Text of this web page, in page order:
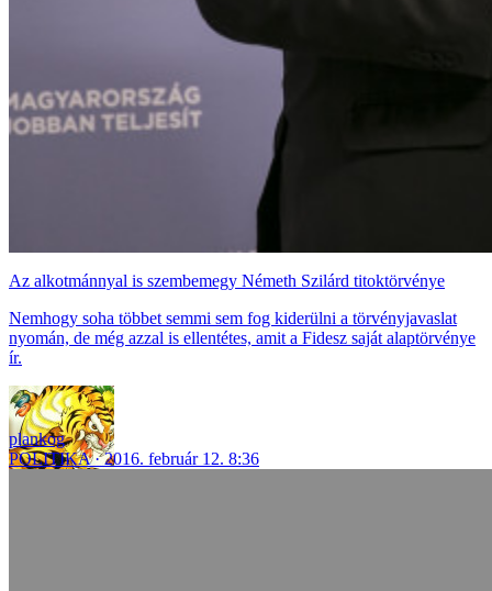
Az alkotmánnyal is szembemegy Németh Szilárd titoktörvénye
Nemhogy soha többet semmi sem fog kiderülni a törvényjavaslat
nyomán, de még azzal is ellentétes, amit a Fidesz saját alaptörvénye
ír.
plankog
POLITIKA
2016. február 12. 8:36